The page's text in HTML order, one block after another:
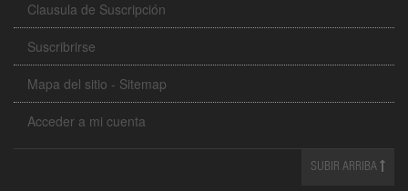
Clausula de Suscripción
Suscribrirse
Mapa del sitio - Sitemap
Acceder a mi cuenta
SUBIR ARRIBA